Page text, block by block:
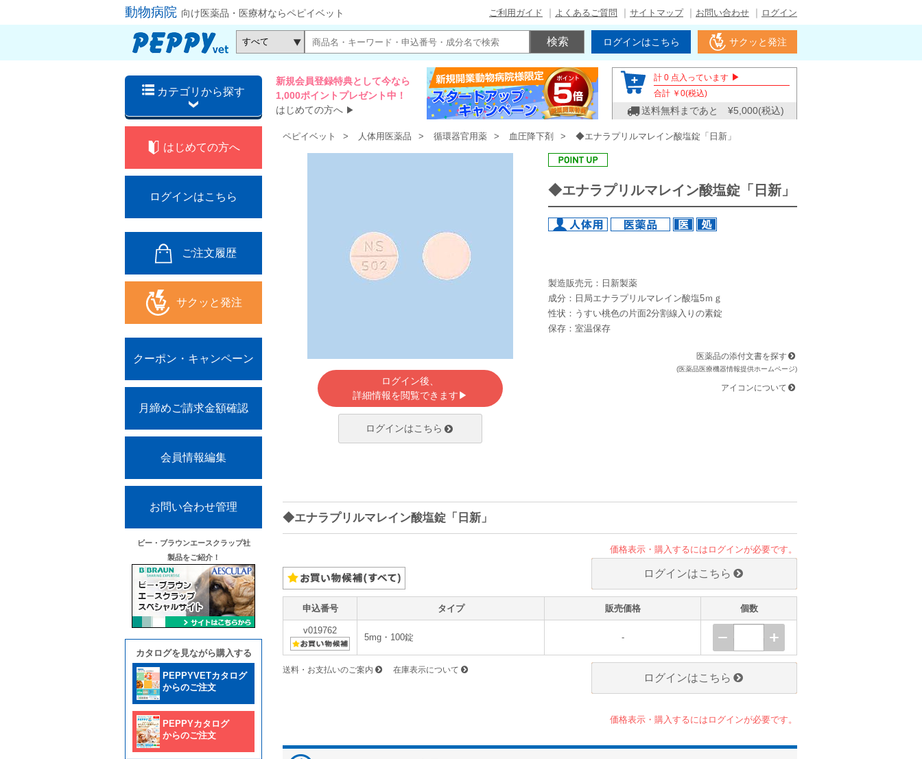
動物病院 向け医薬品・医療材ならペピイベット ご利用ガイド よくあるご質問 サイトマップ お問い合わせ ログイン
ログインはこちら サクッと発注
カテゴリから探す
新規会員登録特典として今なら
1,000ポイントプレゼント中！
はじめての方へ ▶
計 0 点入っています ▶
合計 ￥ 0(税込)
送料無料まであと ¥5,000(税込)
はじめての方へ
ログインはこちら
ご注文履歴
サクッと発注
クーポン・キャンペーン
月締めご請求金額確認
会員情報編集
お問い合わせ管理
ビー・ブラウンエースクラップ社
製品をご紹介！
カタログを見ながら購入する
PEPPYVETカタログ
からのご注文
PEPPYカタログ
からのご注文
ペピイベット 人体用医薬品 循環器官用薬 血圧降下剤 ◆エナラプリルマレイン酸塩錠「日新」
ログイン後、
詳細情報を閲覧できます▶
ログインはこちら
◆エナラプリルマレイン酸塩錠「日新」
製造販売元：日新製薬
成分：日局エナラプリルマレイン酸塩5ｍｇ
性状：うすい桃色の片面2分割線入りの素錠
保存：室温保存
医薬品の添付文書を探す
(医薬品医療機器情報提供ホームページ)
アイコンについて
◆エナラプリルマレイン酸塩錠「日新」
価格表示・購入するにはログインが必要です。
ログインはこちら
申込番号 タイプ 販売価格 個数
v019762
5mg・100錠 -
送料・お支払いのご案内 在庫表示について
ログインはこちら
価格表示・購入するにはログインが必要です。